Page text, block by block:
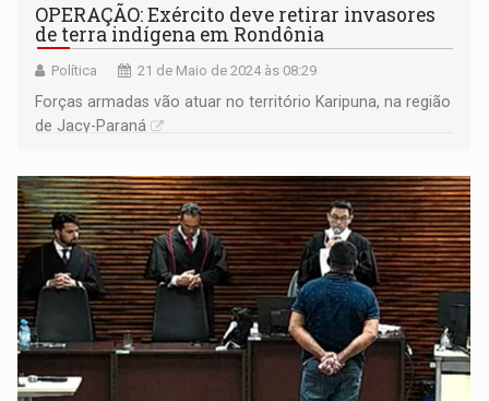
OPERAÇÃO: Exército deve retirar invasores
de terra indígena em Rondônia
Política 21 de Maio de 2024 às 08:29
Forças armadas vão atuar no território Karipuna, na região
de Jacy-Paraná